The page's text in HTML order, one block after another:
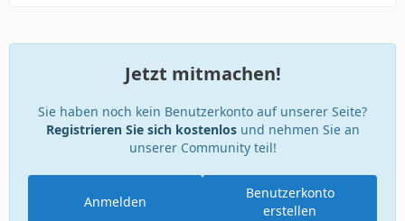
Jetzt mitmachen!
Sie haben noch kein Benutzerkonto auf unserer Seite?
Registrieren Sie sich kostenlosund nehmen Sie an
unserer Community teil!
Benutzerkonto
erstellen
Anmelden